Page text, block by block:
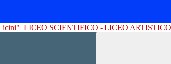
LICEO SCIENTIFICO - LICEO ARTISTICO